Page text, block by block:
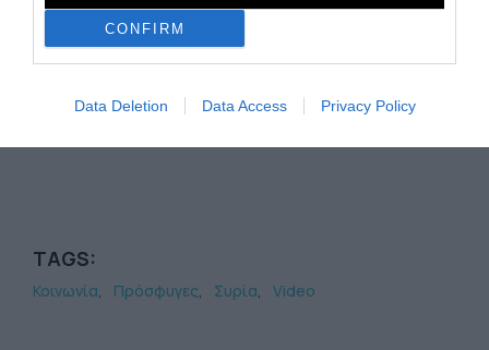
CONFIRM
Data Deletion Data Access Privacy Policy
TAGS:
Κοινωνία Πρόσφυγες Συρία Video